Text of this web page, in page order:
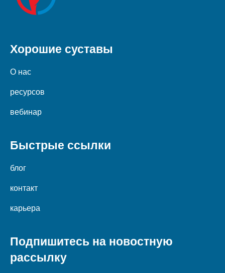
Хорошие суставы
О нас
ресурсов
вебинар
Быстрые ссылки
блог
контакт
карьера
Подпишитесь на новостную
рассылку